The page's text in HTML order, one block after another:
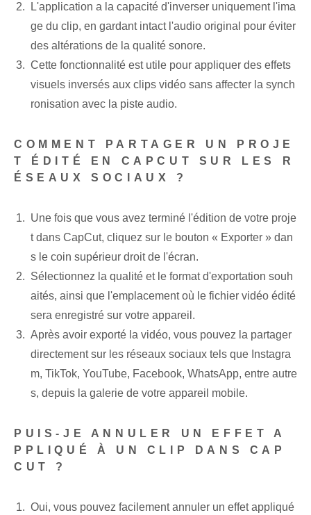
L'application a la capacité d'inverser uniquement l'ima
ge du clip, en gardant intact l'audio original pour éviter
des altérations de la qualité sonore.
Cette fonctionnalité est utile pour appliquer des effets
visuels inversés aux clips vidéo sans affecter la synch
ronisation avec la piste audio.
COMMENT PARTAGER UN PROJE
T ÉDITÉ EN CAPCUT SUR LES R
ÉSEAUX SOCIAUX ?
Une fois que vous avez terminé l'édition de votre proje
t dans CapCut, cliquez sur le bouton « Exporter » dan
s le coin supérieur droit de l'écran.
Sélectionnez la qualité et le format d'exportation souh
aités, ainsi que l'emplacement où le fichier vidéo édité
sera enregistré sur votre appareil.
Après avoir exporté la vidéo, vous pouvez la partager
directement sur les réseaux sociaux tels que Instagra
m, TikTok, YouTube, Facebook, WhatsApp, entre autre
s, depuis la galerie de votre appareil mobile.
PUIS-JE ANNULER UN EFFET A
PPLIQUÉ À UN CLIP DANS CAP
CUT ?
Oui, vous pouvez facilement annuler un effet appliqué